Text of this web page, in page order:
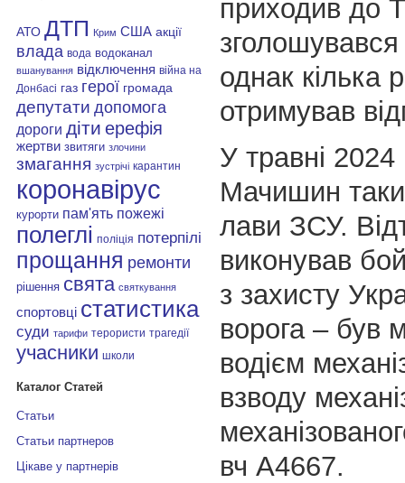
АТО ДТП Крим США акції
влада вода водоканал
вшанування відключення війна на
Донбасі газ герої громада
депутати допомога
дороги діти ерефія
жертви звитяги злочини
змагання зустрічі карантин
коронавірус
курорти пам'ять пожежі
полеглі поліція потерпілі
прощання ремонти
рішення свята святкування
спортовці статистика
суди тарифи терористи трагедії
учасники школи
Каталог Статей
Статьи
Статьи партнеров
Цікаве у партнерів
приходив до
однак кілька
отримував
У травні
Мачишин
лави ЗСУ.
виконував
з захисту
ворога – був
водієм
взводу
вч А4667.